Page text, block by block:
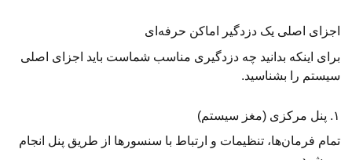
اجزای اصلی یک دزدگیر اماکن حرفه‌ای
برای اینکه بدانید چه دزدگیری مناسب شماست باید اجزای اصلی
سیستم را بشناسید.
۱. پنل مرکزی (مغز سیستم)
تمام فرمان‌ها، تنظیمات و ارتباط با سنسورها از طریق پنل انجام